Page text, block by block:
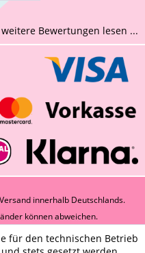
weitere Bewertungen lesen ...
innerhalb Deutschlands.
können abweichen.
für den technischen Betrieb